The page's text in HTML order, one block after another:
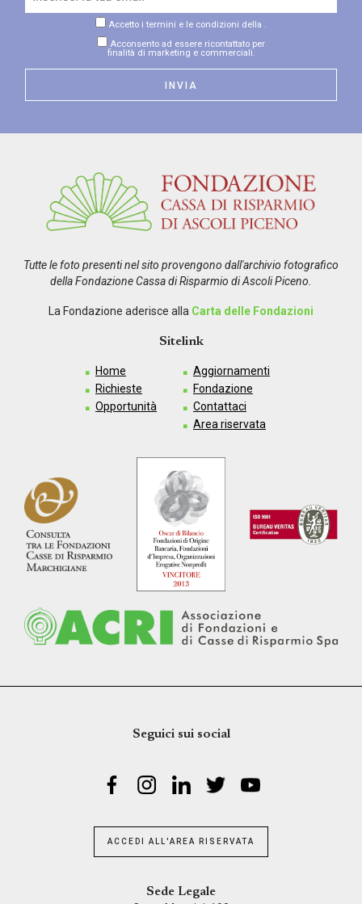
Accetto i termini e le condizioni della .
Acconsento ad essere ricontattato per
finalità di marketing e commerciali.
Tutte le foto presenti nel sito provengono dall'archivio fotografico
della Fondazione Cassa di Risparmio di Ascoli Piceno.
La Fondazione aderisce alla Carta delle Fondazioni
Sitelink
Home
Richieste
Opportunità
Aggiornamenti
Fondazione
Contattaci
Area riservata
Seguici sui social
ACCEDI ALL'AREA RISERVATA
Sede Legale